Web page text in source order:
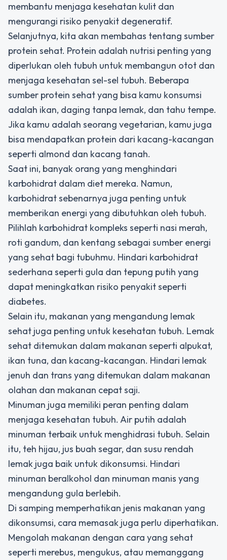
membantu menjaga kesehatan kulit dan
mengurangi risiko penyakit degeneratif.
Selanjutnya, kita akan membahas tentang sumber
protein sehat. Protein adalah nutrisi penting yang
diperlukan oleh tubuh untuk membangun otot dan
menjaga kesehatan sel-sel tubuh. Beberapa
sumber protein sehat yang bisa kamu konsumsi
adalah ikan, daging tanpa lemak, dan tahu tempe.
Jika kamu adalah seorang vegetarian, kamu juga
bisa mendapatkan protein dari kacang-kacangan
seperti almond dan kacang tanah.
Saat ini, banyak orang yang menghindari
karbohidrat dalam diet mereka. Namun,
karbohidrat sebenarnya juga penting untuk
memberikan energi yang dibutuhkan oleh tubuh.
Pilihlah karbohidrat kompleks seperti nasi merah,
roti gandum, dan kentang sebagai sumber energi
yang sehat bagi tubuhmu. Hindari karbohidrat
sederhana seperti gula dan tepung putih yang
dapat meningkatkan risiko penyakit seperti
diabetes.
Selain itu, makanan yang mengandung lemak
sehat juga penting untuk kesehatan tubuh. Lemak
sehat ditemukan dalam makanan seperti alpukat,
ikan tuna, dan kacang-kacangan. Hindari lemak
jenuh dan trans yang ditemukan dalam makanan
olahan dan makanan cepat saji.
Minuman juga memiliki peran penting dalam
menjaga kesehatan tubuh. Air putih adalah
minuman terbaik untuk menghidrasi tubuh. Selain
itu, teh hijau, jus buah segar, dan susu rendah
lemak juga baik untuk dikonsumsi. Hindari
minuman beralkohol dan minuman manis yang
mengandung gula berlebih.
Di samping memperhatikan jenis makanan yang
dikonsumsi, cara memasak juga perlu diperhatikan.
Mengolah makanan dengan cara yang sehat
seperti merebus, mengukus, atau memanggang